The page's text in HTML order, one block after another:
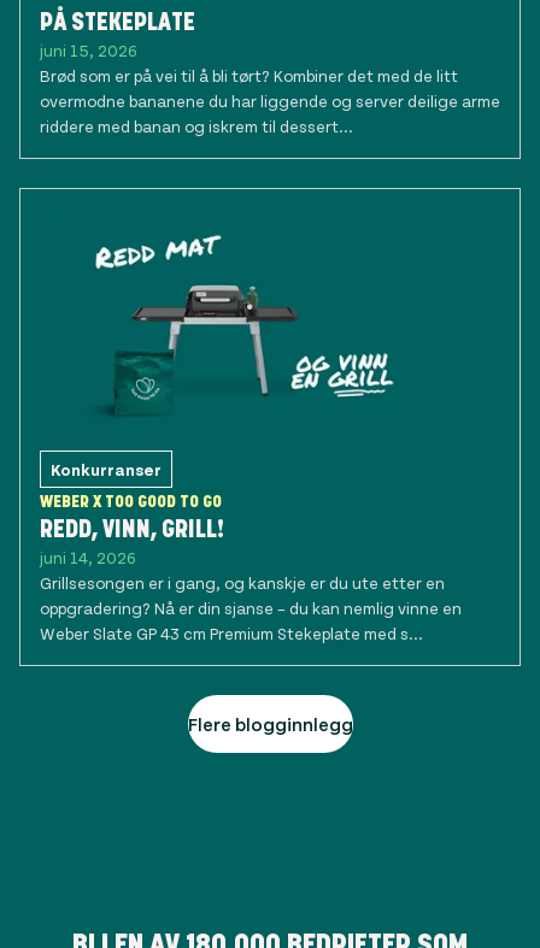
PÅ STEKEPLATE
juni 15, 2026
Brød som er på vei til å bli tørt? Kombiner det med de litt
overmodne bananene du har liggende og server deilige arme
riddere med banan og iskrem til dessert...
Konkurranser
WEBER X TOO GOOD TO GO
REDD, VINN, GRILL!
juni 14, 2026
Grillsesongen er i gang, og kanskje er du ute etter en
oppgradering? Nå er din sjanse – du kan nemlig vinne en
Weber Slate GP 43 cm Premium Stekeplate med s...
Flere blogginnlegg
BLI EN AV 180,000 BEDRIFTER SOM